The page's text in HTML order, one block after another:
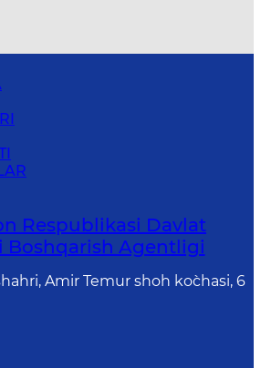
Respublikasi Davlat
Boshqarish Agentligi
Amir Temur shoh ko`chasi, 6